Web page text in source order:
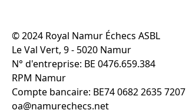
© 2024 Royal Namur Échecs ASBL
Le Val Vert, 9 - 5020 Namur
N° d'entreprise: BE 0476.659.384
RPM Namur
Compte bancaire: BE74 0682 2635 7207
oa@namurechecs.net